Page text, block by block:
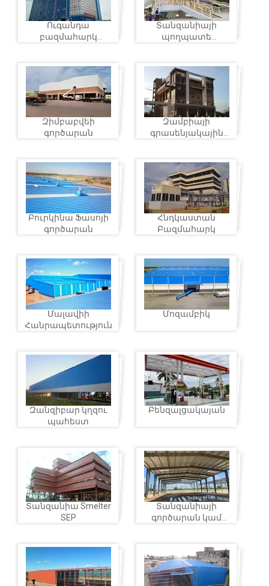
Ուգանդա
բազմահարկ
Տանզանիայի
պողպատե
կամուրջ 2
Զիմբաբվեի
գործարան
Զամբիայի
գրասենյակային
Բուրկինա Ֆասոյի
գործարան
Հնդկաստան
Բազմահարկ
Մալավիի
Հանրապետություն
Մոզամբիկ
Զանզիբար կղզու
պահեստ
Բենզալցակայան
Տանզանիա Smelter
SEP
Տանզանիայի
գործարան կամ